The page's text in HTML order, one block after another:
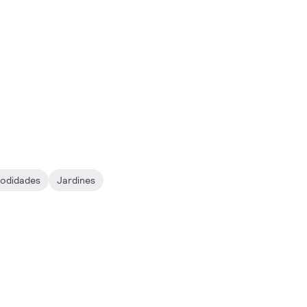
Jardines